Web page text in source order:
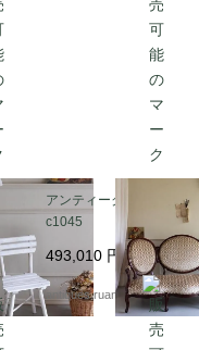
アンティークソファ F
c1045
493,010 円
antiques ruan